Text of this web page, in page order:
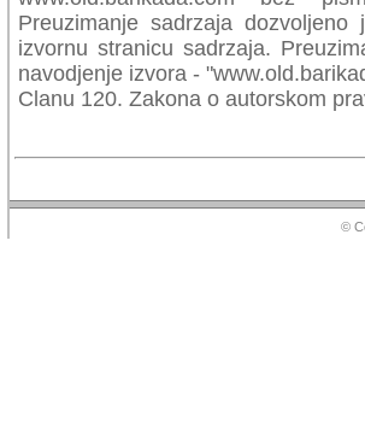
Preuzimanje sadrzaja
izvornu stranicu sadrzaja.
navodjenje izvora -
Clanu 120. Zakona o autorskom
©